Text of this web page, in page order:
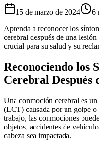
15 de marzo de 2024 6
Aprenda a reconocer los
cerebral después de una
crucial para su salud y su
Reconociendo los
Cerebral Después
Una conmoción cerebral es
(LCT) causada por un golpe o
trabajo, las conmociones
objetos, accidentes de
cabeza sea impactada.